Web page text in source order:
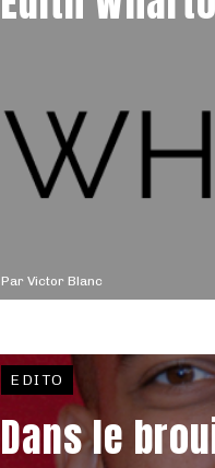
Par Victor Blanc
EDITO
Dans le